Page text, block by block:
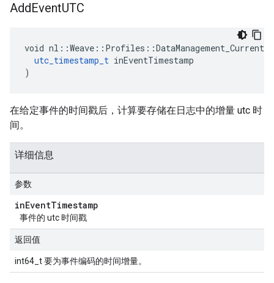
AddEventUTC
void
utc_timestamp_t inEventTimestamp
)
在给定事件的时间戳后，计算要存储在日志中的增量 utc 时
间。
详细信息
参数
inEventTimestamp
事件的 utc 时间戳
返回值
int64_t 要为事件编码的时间增量。